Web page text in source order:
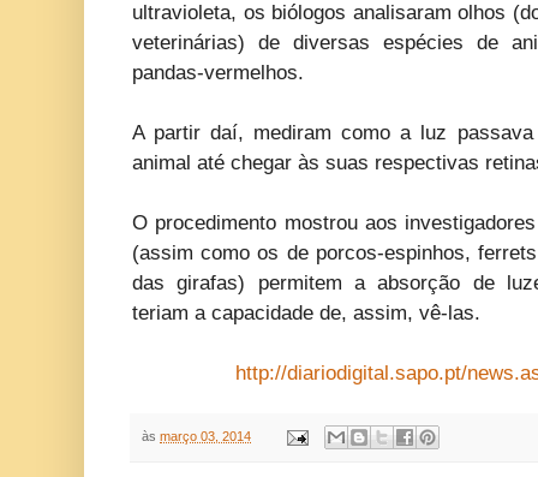
ultravioleta, os biólogos analisaram olhos
veterinárias) de diversas espécies de
pandas-vermelhos.
A partir daí, mediram como a luz
animal até chegar às suas respectivas
O procedimento mostrou aos
(assim como os de porcos-espinhos,
das girafas) permitem a absorção de
teriam a capacidade de, assim, vê-las.
http://diariodigital.sapo.pt/
às março 03, 2014